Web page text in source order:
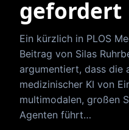
gefordert
Ein kürzlich in PLOS
Beitrag von Silas
argumentiert, dass die
medizinischer KI von
multimodalen, großen
Agenten führt…